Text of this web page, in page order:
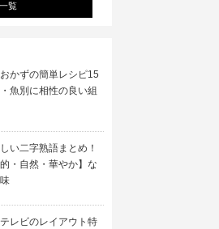
」「遊ぶ」「学ぶ」「旅
領域でも、暮らしや生き
覧
かずの簡単レシピ15
魚別に相性の良い組
い二字熟語まとめ！
的・自然・華やか】な
レビのレイアウト特